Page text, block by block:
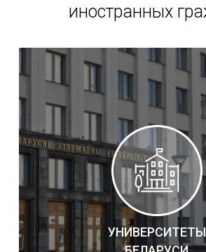
иностранных
УНИВЕРСИТЕТЫ